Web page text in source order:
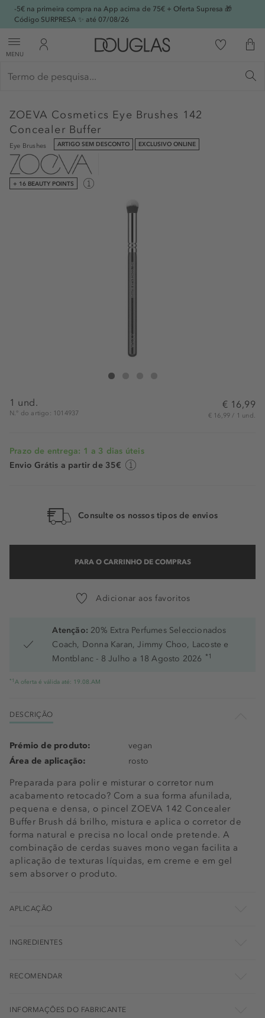
-5€ na primeira compra na App acima de 75€ + Oferta Supresa 🎁
Código SURPRESA ✨ até 07/08/26
MENU
ZOEVA Cosmetics Eye Brushes 142
Concealer Buffer
Eye Brushes ARTIGO SEM DESCONTO EXCLUSIVO ONLINE
+ 16 BEAUTY POINTS
ZOEVA Cosmetics Eye Brushes 142 Concealer Buffer
1 und.
N.° do artigo: 1014937
€ 16,99
€ 16,99 / 1 und.
Prazo de entrega: 1 a 3 dias úteis
Envio Grátis a partir de 35€
Consulte os nossos tipos de envios
PARA O CARRINHO DE COMPRAS
Adicionar aos favoritos
Atenção: 20% Extra Perfumes Seleccionados
Coach, Donna Karan, Jimmy Choo, Lacoste e
Montblanc - 8 Julho a 18 Agosto 2026 *1
*1 A oferta é válida até: 19.08.AM
DESCRIÇÃO
Preparada para polir e misturar o corretor num
acabamento retocado? Com a sua forma afunilada,
pequena e densa, o pincel ZOEVA 142 Concealer
Buffer Brush dá brilho, mistura e aplica o corretor de
forma natural e precisa no local onde pretende. A
combinação de cerdas suaves mono vegan facilita a
aplicação de texturas líquidas, em creme e em gel
sem absorver o produto.
Prémio de produto:
vegan
Área de aplicação:
rosto
APLICAÇÃO
INGREDIENTES
RECOMENDAR
INFORMAÇÕES DO FABRICANTE